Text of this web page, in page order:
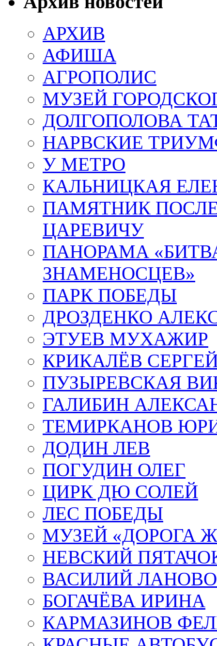
АРХИВ
АФИША
АГРОПОЛИС
МУЗЕЙ
ДОЛГОПОЛОВА
НАРВСКИЕ
У МЕТРО
КАЛЬНИЦКАЯ
ПАМЯТНИК
ЦАРЕВИЧУ
ПАНОРАМА
ЗНАМЕНОСЦЕВ»
ПАРК ПОБЕДЫ
ДРОЗДЕНКО
ЭТУЕВ МУХАЖИР
КРИКАЛЁВ
ПУЗЫРЕВСКАЯ
ГАЛИБИН
ТЕМИРКАНОВ
ДОДИН ЛЕВ
ПОГУДИН ОЛЕГ
ЦИРК ДЮ СОЛЕЙ
ЛЕС ПОБЕДЫ
МУЗЕЙ «ДОРОГА
НЕВСКИЙ
ВАСИЛИЙ
БОГАЧЁВА ИРИНА
КАРМАЗИНОВ